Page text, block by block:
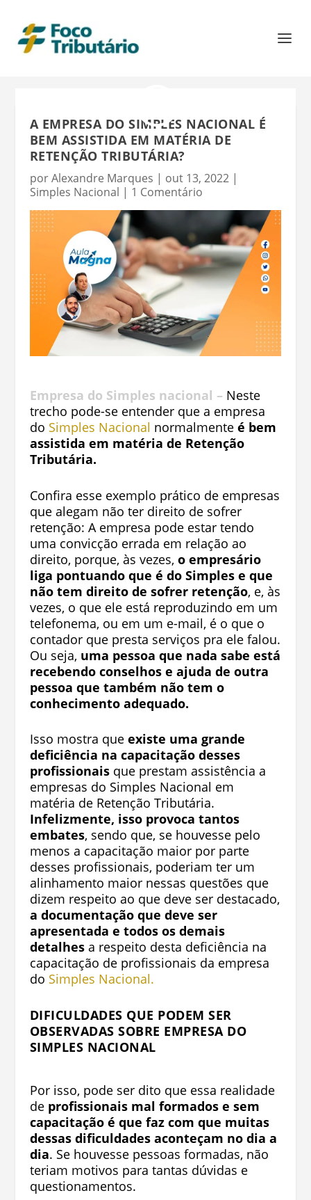
A EMPRESA DO SIMPLES NACIONAL É
BEM ASSISTIDA EM MATÉRIA DE
RETENÇÃO TRIBUTÁRIA?
porAlexandre Marques | out 13, 2022|
Simples Nacional | 1 Comentário
Empresa do Simples nacional – Neste
trecho pode-se entender que a empresa
do Simples Nacional normalmente é bem
assistida em matéria de Retenção
Tributária.
Confira esse exemplo prático de empresas
que alegam não ter direito de sofrer
retenção: A empresa pode estar tendo
uma convicção errada em relação ao
direito, porque, às vezes, o empresário
liga pontuando que é do Simples e que
não tem direito de sofrer retenção, e, às
vezes, o que ele está reproduzindo em um
telefonema, ou em um e-mail, é o que o
contador que presta serviços pra ele falou.
Ou seja, uma pessoa que nada sabe está
recebendo conselhos e ajuda de outra
pessoa que também não tem o
conhecimento adequado.
Isso mostra que existe uma grande
deficiência na capacitação desses
profissionaisque prestam assistência a
empresas do Simples Nacional em
matéria de Retenção Tributária.
Infelizmente, isso provoca tantos
embates, sendo que, se houvesse pelo
menos a capacitação maior por parte
desses profissionais, poderiam ter um
alinhamento maior nessas questões que
dizem respeito ao que deve ser destacado,
a documentação que deve ser
apresentada e todos os demais
detalhesa respeito desta deficiência na
capacitação de profissionais da empresa
do Simples Nacional.
DIFICULDADES QUE PODEM SER
OBSERVADAS SOBRE EMPRESA DO
SIMPLES NACIONAL
Por isso, pode ser dito que essa realidade
de profissionais mal formados e sem
capacitação é que faz com que muitas
dessas dificuldades aconteçam no dia a
dia. Se houvesse pessoas formadas, não
teriam motivos para tantas dúvidas e
questionamentos.